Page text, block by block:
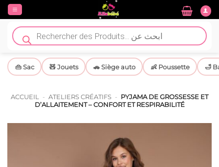
Passer
contenu
Recherche
de
produits
👜 Sac 🧸 Jouets 🚗 Siège auto 👶 Poussette 🛁
ACCUEIL - ATELIERS CRÉATIFS - PYJAMA DE GROSSESSE ET
D’ALLAITEMENT – CONFORT ET RESPIRABILITÉ